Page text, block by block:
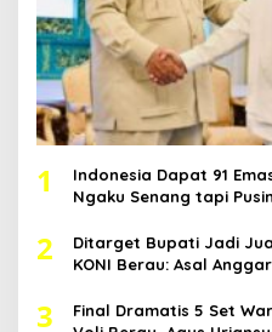
1
Indonesia Dapat 91
Ngaku Senang tapi
2
Ditarget Bupati Jadi
KONI Berau: Asal
3
Final Dramatis 5 Set